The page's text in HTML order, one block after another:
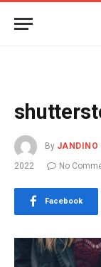
By JANDINO
2022
No
Facebook